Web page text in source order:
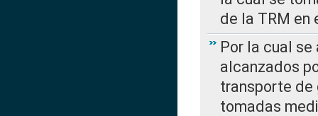
de la TRM en
Por la cual
alcanzados
transporte de
tomadas